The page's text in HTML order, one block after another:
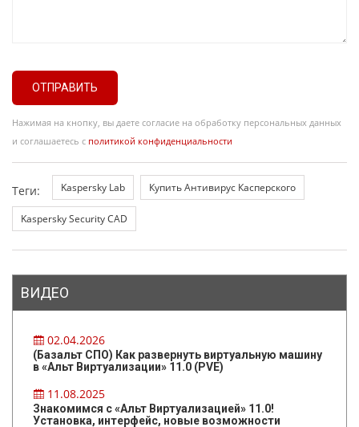
ОТПРАВИТЬ
Нажимая на кнопку, вы даете согласие на обработку персональных данных
и соглашаетесь с политикой конфиденциальности
Теги: Kaspersky Lab Купить Антивирус Касперского
Kaspersky Security CAD
ВИДЕО
02.04.2026
(Базальт СПО) Как развернуть виртуальную машину
в «Альт Виртуализации» 11.0 (PVE)
11.08.2025
Знакомимся с «Альт Виртуализацией» 11.0!
Установка, интерфейс, новые возможности